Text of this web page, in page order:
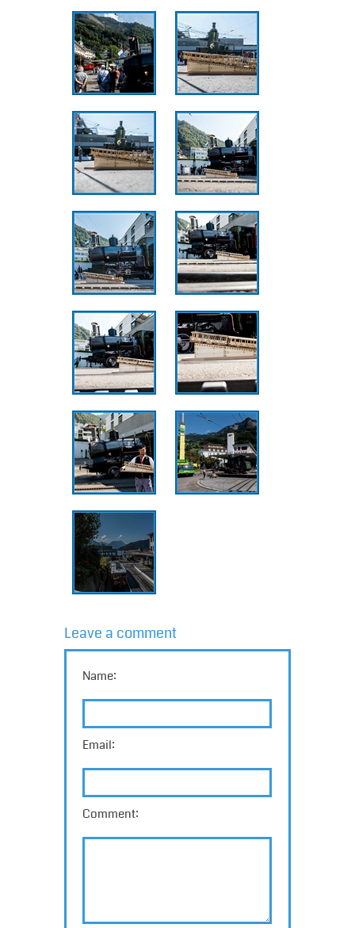
Leave a comment
Name:
Email:
Comment: